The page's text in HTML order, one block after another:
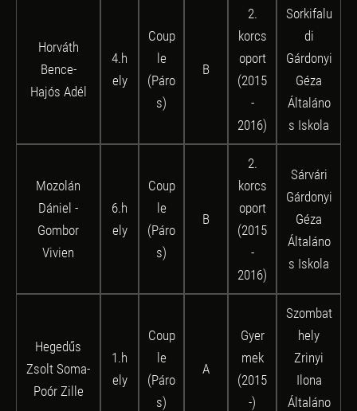
Horváth
Bence-
Hajós Adél
4.h
ely
Coup
le
(Páro
s)
B
2.
korcs
oport
(2015
-
2016)
Sorkifalu
di
Gárdonyi
Géza
Általáno
s Iskola
Mozolán
Dániel -
Gombor
Vivien
6.h
ely
Coup
le
(Páro
s)
B
2.
korcs
oport
(2015
-
2016)
Sárvári
Gárdonyi
Géza
Általáno
s Iskola
Hegedűs
Zsolt Soma-
Poór Zille
1.h
ely
Coup
le
(Páro
s)
A
Gyer
mek
(2015
-)
Szombat
hely
Zrinyi
Ilona
Általáno